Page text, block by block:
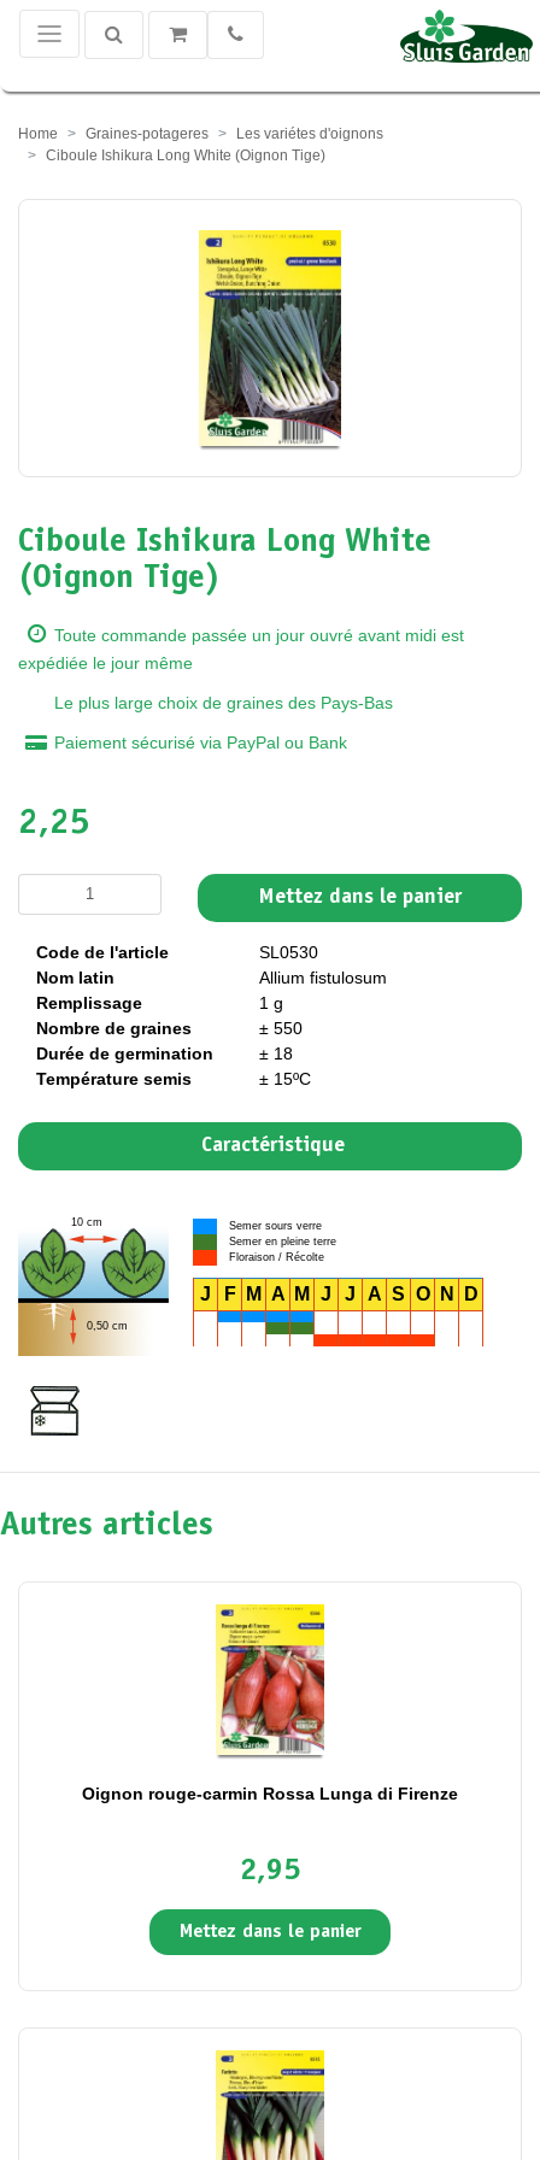
Home Graines-potageres
Les variétes d'oignons
Ciboule Ishikura Long White (Oignon Tige)
Ciboule Ishikura Long White
(Oignon Tige)
Toute commande passée un jour ouvré avant midi est
expédiée le jour même
Le plus large choix de graines des Pays-Bas
Paiement sécurisé via PayPal ou Bank
2,25
Mettez dans le panier
Code de l'article
SL0530
Nom latin
Allium fistulosum
Remplissage
1 g
Nombre de graines
± 550
Durée de germination
± 18
Température semis
± 15ºC
Caractéristique
0,50 cm
10 cm
Semer sours verre
Semer en pleine terre
Floraison / Récolte
J F M A M J J A S O N D
Autres articles
Oignon rouge-carmin Rossa Lunga di Firenze
2,95
Mettez dans le panier